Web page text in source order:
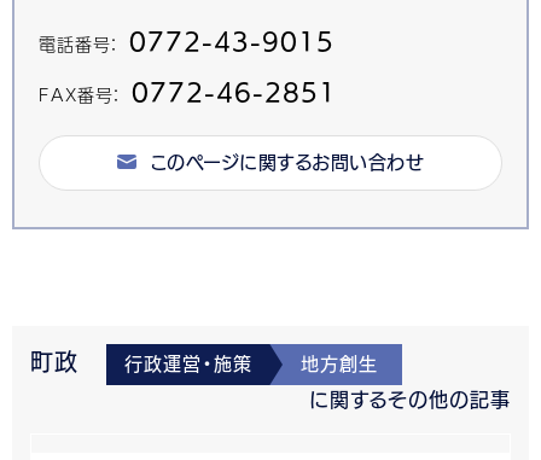
電話番号： 0772-43-9015
FAX番号： 0772-46-2851
このページに関するお問い合わせ
町政 行政運営・施策 地方創生
に関するその他の記事